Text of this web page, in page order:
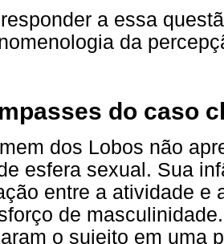
a essa
da
do caso
dos Lobos não
esfera sexual. Sua
entre a atividade e
de
o sujeito em uma